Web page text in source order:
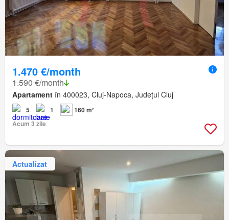
1.470 €/month
1.590 €/month
Apartament în 400023, Cluj-Napoca, Județul Cluj
5 1
160 m²
Acum 3 zile
Actualizat